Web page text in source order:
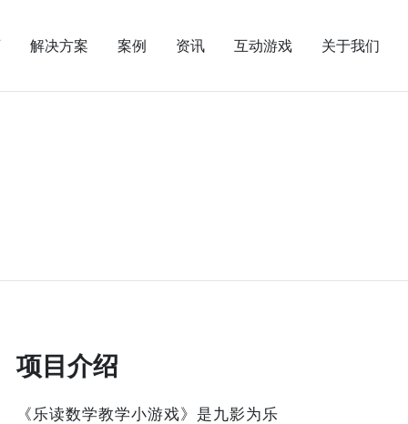
解决方案 案例 资讯 互动游戏 关于我们
项目介绍
《乐读数学教学小游戏》是九影为乐